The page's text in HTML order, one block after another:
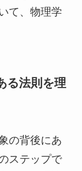
て、物理学
る法則を理
の背後にあ
ステップで